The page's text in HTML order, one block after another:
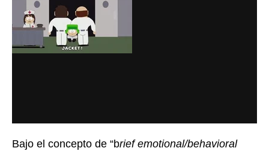
Bajo el concepto de “brief emotional/behavioral